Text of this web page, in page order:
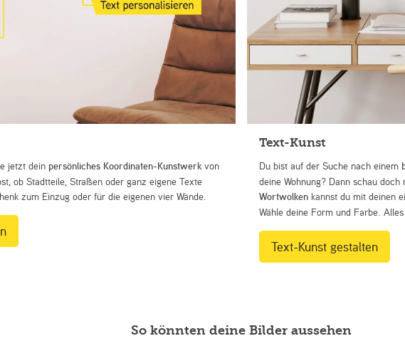
jetzt dein persönliches Koordinaten-Kunstwerk von
ob Stadtteile, Straßen oder ganz eigene Texte
zum Einzug oder für die eigenen vier Wände.
Text-Kunst
Du bist auf der Suche nach einem
deine Wohnung? Dann schau
Wortwolken kannst du mit deinen
Wähle deine Form und Farbe.
Text-Kunst gestalten
So könnten deine Bilder aussehen